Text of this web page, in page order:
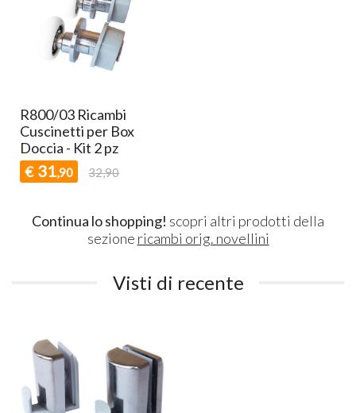
R800/03 Ricambi
Cuscinetti per Box
Doccia - Kit 2 pz
€ 31,90 32,90
Continua lo shopping! scopri altri prodotti della
sezione ricambi orig. novellini
Visti di recente